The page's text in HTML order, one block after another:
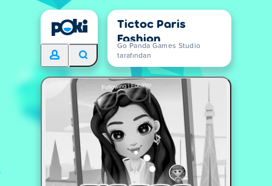
Tictoc Paris
Fashion
Go Panda Games Studio
tarafından